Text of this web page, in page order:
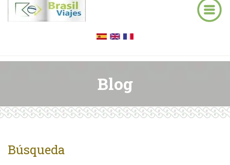
Blog
Búsqueda